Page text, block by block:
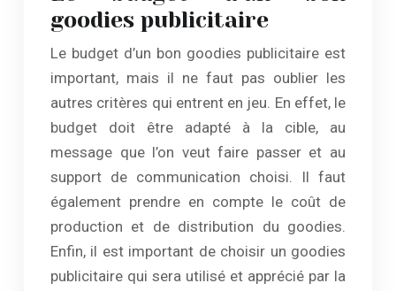
goodies publicitaire
Le budget d’un bon goodies publicitaire est
important, mais il ne faut pas oublier les
autres critères qui entrent en jeu. En effet, le
budget doit être adapté à la cible, au
message que l’on veut faire passer et au
support de communication choisi. Il faut
également prendre en compte le coût de
production et de distribution du goodies.
Enfin, il est important de choisir un goodies
publicitaire qui sera utilisé et apprécié par la